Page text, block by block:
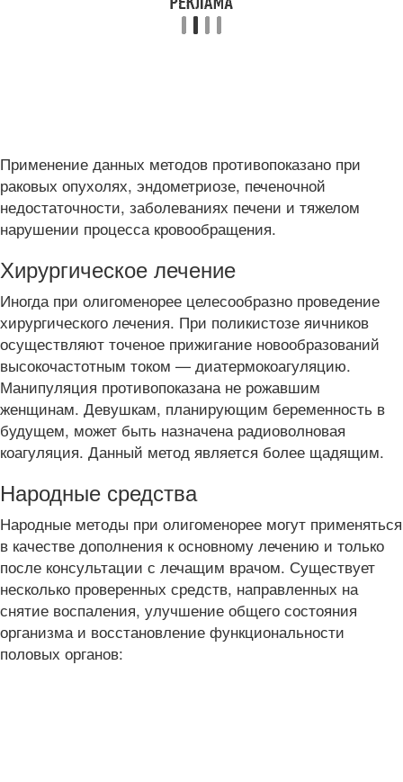
Применение данных методов противопоказано при
раковых опухолях, эндометриозе, печеночной
недостаточности, заболеваниях печени и тяжелом
нарушении процесса кровообращения.
Хирургическое лечение
Иногда при олигоменорее целесообразно проведение
хирургического лечения. При поликистозе яичников
осуществляют точеное прижигание новообразований
высокочастотным током — диатермокоагуляцию.
Манипуляция противопоказана не рожавшим
женщинам. Девушкам, планирующим беременность в
будущем, может быть назначена радиоволновая
коагуляция. Данный метод является более щадящим.
Народные средства
Народные методы при олигоменорее могут применяться
в качестве дополнения к основному лечению и только
после консультации с лечащим врачом. Существует
несколько проверенных средств, направленных на
снятие воспаления, улучшение общего состояния
организма и восстановление функциональности
половых органов: